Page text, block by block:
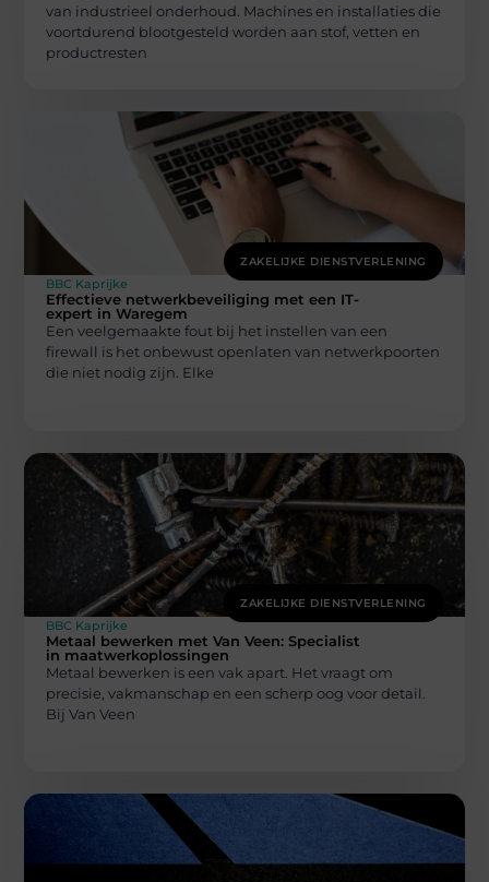
van industrieel onderhoud. Machines en installaties die
voortdurend blootgesteld worden aan stof, vetten en
productresten
ZAKELIJKE DIENSTVERLENING
BBC Kaprijke
Effectieve netwerkbeveiliging met een IT-
expert in Waregem
Een veelgemaakte fout bij het instellen van een
firewall is het onbewust openlaten van netwerkpoorten
die niet nodig zijn. Elke
ZAKELIJKE DIENSTVERLENING
BBC Kaprijke
Metaal bewerken met Van Veen: Specialist
in maatwerkoplossingen
Metaal bewerken is een vak apart. Het vraagt om
precisie, vakmanschap en een scherp oog voor detail.
Bij Van Veen